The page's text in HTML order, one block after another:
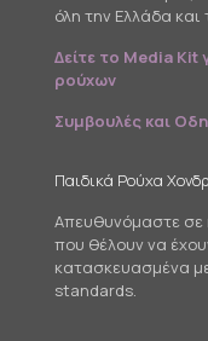
όλη την Ελλάδα και
Δείτε το Media Kit
ρούχων
Συμβουλές και
Παιδικά Ρούχα
Απευθυνόμαστε σε
που θέλουν να
κατασκευασμένα
standards.